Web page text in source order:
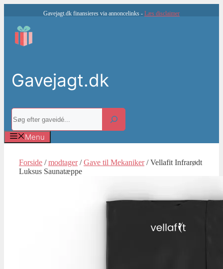
indhold
Gavejagt.dk finansieres via annoncelinks - Læs disclaimer
Gavejagt.dk
Søg
Menu
Forside /modtager/Gave til Mekaniker/ Vellafit Infrarødt
Luksus Saunatæppe